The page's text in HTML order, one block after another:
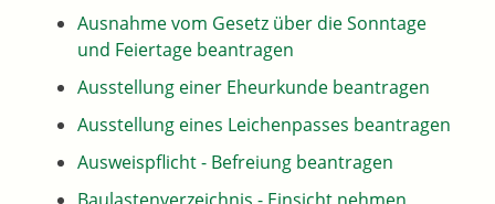
Ausnahme vom Gesetz über die Sonntage
und Feiertage beantragen
Ausstellung einer Eheurkunde beantragen
Ausstellung eines Leichenpasses beantragen
Ausweispflicht - Befreiung beantragen